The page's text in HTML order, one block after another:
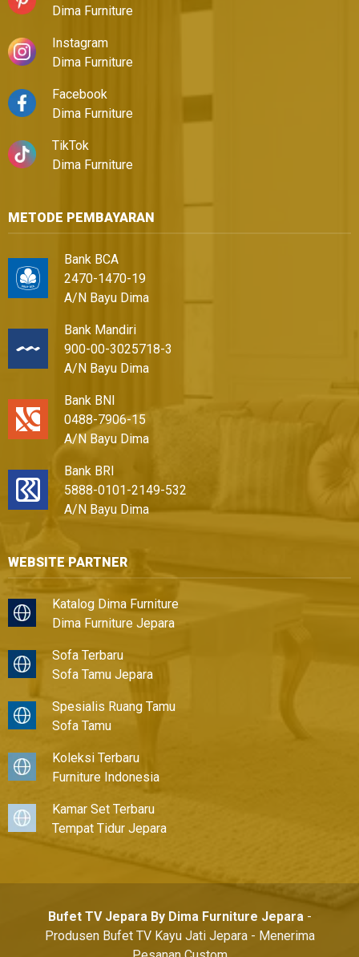
Dima Furniture
Instagram
Dima Furniture
Facebook
Dima Furniture
TikTok
Dima Furniture
METODE PEMBAYARAN
Bank BCA
2470-1470-19
A/N Bayu Dima
Bank Mandiri
900-00-3025718-3
A/N Bayu Dima
Bank BNI
0488-7906-15
A/N Bayu Dima
Bank BRI
5888-0101-2149-532
A/N Bayu Dima
WEBSITE PARTNER
Katalog Dima Furniture
Dima Furniture Jepara
Sofa Terbaru
Sofa Tamu Jepara
Spesialis Ruang Tamu
Sofa Tamu
Koleksi Terbaru
Furniture Indonesia
Kamar Set Terbaru
Tempat Tidur Jepara
Bufet TV Jepara By Dima Furniture Jepara-
Produsen Bufet TV Kayu Jati Jepara - Menerima